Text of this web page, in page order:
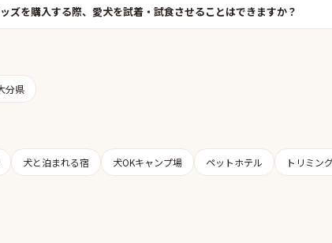
ズを購入する際、愛犬を試着・試食させることはできますか？
分県
犬と泊まれる宿 犬OKキャンプ場 ペットホテル トリミン